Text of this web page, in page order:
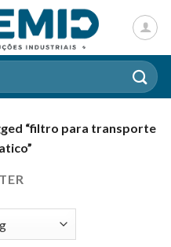
“filtro para transporte